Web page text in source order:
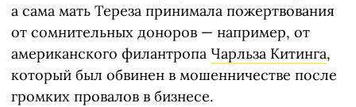
а сама мать Тереза принимала пожертвования
от сомнительных доноров — например, от
американского филантропа Чарльза Китинга,
который был обвинен в мошенничестве после
громких провалов в бизнесе.